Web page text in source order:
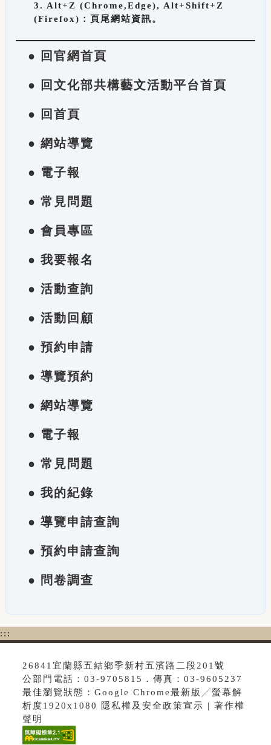
3. Alt+Z (Chrome,Edge), Alt+Shift+Z
(Firefox)：頁尾網站資訊。
● 回官網首頁
● 回文化部共構藝文活動平台首頁
● 回首頁
● 網站導覽
● 電子報
● 常見問題
● 會員專區
● 我要報名
● 活動查詢
● 活動回顧
● 預約申請
● 導覽預約
● 網站導覽
● 電子報
● 常見問題
● 我的紀錄
● 導覽申請查詢
● 預約申請查詢
● 問卷調查
:::
26841宜蘭縣五結鄉季新村五濱路二段201號
公部門電話：03-9705815．傳真：03-9605237
最佳瀏覽狀態：Google Chrome最新版╱螢幕解
析度1920x1080 隱私權及安全政策宣示 | 著作權
聲明